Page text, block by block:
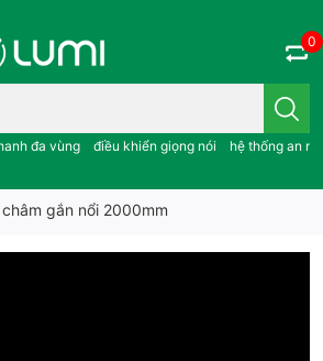
tắc cảm ứng..; âm thanh đa vùng ; điều
đa vùng điều khiển giọng nói hệ thống an
0
châm gắn nổi 2000mm